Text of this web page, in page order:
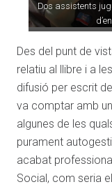
Dos assistents
Des del punt de
relatiu al llibre i a
difusió per escrit
va comptar amb
algunes de les
purament
acabat
Social, com seria